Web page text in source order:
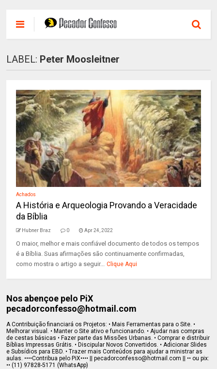
LABEL: Peter Moosleitner
Achados
A História e Arqueologia Provando a Veracidade
da Bíblia
Hubner Braz 0 Apr 24, 2022
O maior, melhor e mais confiável documento de todos os tempos
é a Bíblia. Suas afirmações são continuamente confirmadas,
como mostra o artigo a seguir... Clique Aqui
Nos abençoe pelo PiX
pecadorconfesso@hotmail.com
A Contribuição financiará os Projetos: • Mais Ferramentas para o Site. •
Melhorar visual. • Manter o Site ativo e funcionando. • Ajudar nas compras
de cestas básicas • Fazer parte das Missões Urbanas. • Comprar e distribuir
Bíblias Impressas Grátis. • Discipular Novos Convertidos. • Adicionar Slides
e Subsídios para EBD. • Trazer mais Conteúdos para ajudar a ministrar as
aulas. ••••Contribua pelo PiX•••• || pecadorconfesso@hotmail.com || •• ou pix:
•• (11) 97828-5171 (WhatsApp)